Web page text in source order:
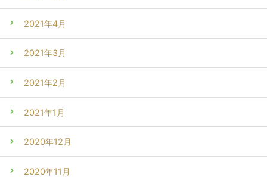
2021年4月
2021年3月
2021年2月
2021年1月
2020年12月
2020年11月